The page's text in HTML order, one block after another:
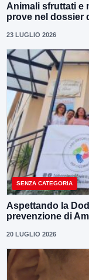
Animali sfruttati e
prove nel dossier
23 LUGLIO 2026
SENZA CATEGORIA
Aspettando la
prevenzione di
20 LUGLIO 2026